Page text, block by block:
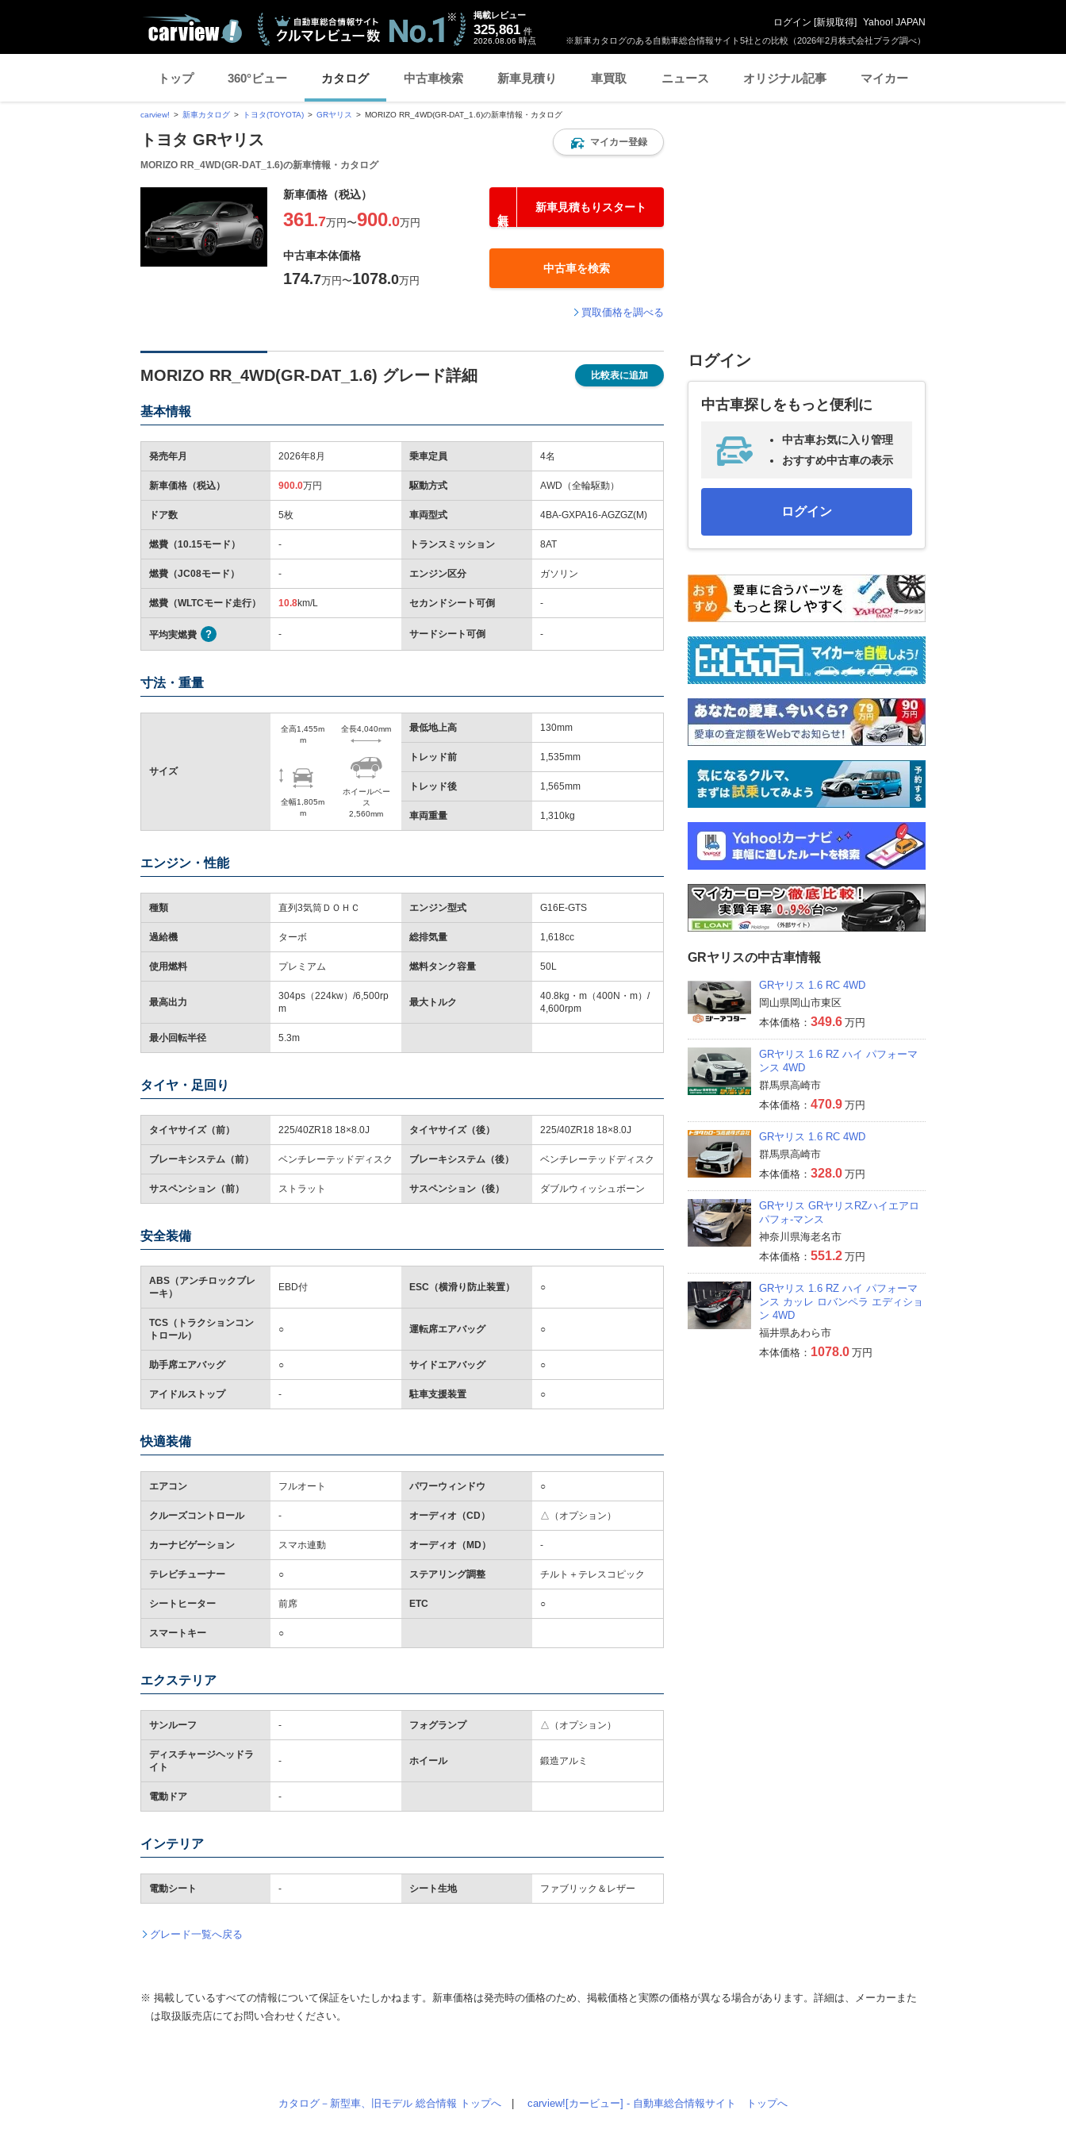
※新車カタログのある自動車総合情報サイト5社との比較（2026年2月株式会社プラグ調べ）
掲載レビュー
325,861 件
2026.08.06 時点
ログイン [新規取得] Yahoo! JAPAN
トップ 360°ビュー カタログ 中古車検索 新車見積り 車買取 ニュース オリジナル記事 マイカー
carview! 新車カタログ トヨタ(TOYOTA) GRヤリス MORIZO RR_4WD(GR-DAT_1.6)の新車情報・カタログ
トヨタ GRヤリス
MORIZO RR_4WD(GR-DAT_1.6)の新車情報・カタログ
マイカー登録
新車価格（税込）
361.7万円〜900.0万円
新車見積もりスタート
中古車本体価格
174.7万円〜1078.0万円
中古車を検索
買取価格を調べる
MORIZO RR_4WD(GR-DAT_1.6) グレード詳細 比較表に追加
基本情報
発売年月 2026年8月 乗車定員 4名
新車価格（税込） 900.0万円 駆動方式 AWD（全輪駆動）
ドア数 5枚 車両型式 4BA-GXPA16-AGZGZ(M)
燃費（10.15モード） - トランスミッション 8AT
燃費（JC08モード） - エンジン区分 ガソリン
燃費（WLTCモード走行） 10.8km/L セカンドシート可倒 -
平均実燃費 - サードシート可倒 -
寸法・重量
サイズ
全高1,455m
m
全幅1,805m
m
全長4,040mm
ホイールベー
ス
2,560mm
最低地上高 130mm
トレッド前 1,535mm
トレッド後 1,565mm
車両重量 1,310kg
エンジン・性能
種類 直列3気筒ＤＯＨＣ エンジン型式 G16E-GTS
過給機 ターボ 総排気量 1,618cc
使用燃料 プレミアム 燃料タンク容量 50L
最高出力
304ps（224kw）/6,500rp
m
最大トルク
40.8kg・m（400N・m）/
4,600rpm
最小回転半径 5.3m
タイヤ・足回り
タイヤサイズ（前） 225/40ZR18 18×8.0J タイヤサイズ（後） 225/40ZR18 18×8.0J
ブレーキシステム（前） ベンチレーテッドディスク ブレーキシステム（後） ベンチレーテッドディスク
サスペンション（前） ストラット サスペンション（後） ダブルウィッシュボーン
安全装備
ABS（アンチロックブレ
ーキ）
EBD付 ESC（横滑り防止装置） ○
TCS（トラクションコン
トロール）
○ 運転席エアバッグ ○
助手席エアバッグ ○ サイドエアバッグ ○
アイドルストップ - 駐車支援装置 ○
快適装備
エアコン フルオート パワーウィンドウ ○
クルーズコントロール - オーディオ（CD） △（オプション）
カーナビゲーション スマホ連動 オーディオ（MD） -
テレビチューナー ○ ステアリング調整 チルト＋テレスコピック
シートヒーター 前席 ETC ○
スマートキー ○
エクステリア
サンルーフ - フォグランプ △（オプション）
ディスチャージヘッドラ
イト
- ホイール 鍛造アルミ
電動ドア -
インテリア
電動シート - シート生地 ファブリック＆レザー
ログイン
中古車探しをもっと便利に
中古車お気に入り管理
おすすめ中古車の表示
ログイン
GRヤリスの中古車情報
GRヤリス 1.6 RC 4WD
岡山県岡山市東区
本体価格： 349.6 万円
GRヤリス 1.6 RZ ハイ パフォーマ
ンス 4WD
群馬県高崎市
本体価格： 470.9 万円
GRヤリス 1.6 RC 4WD
群馬県高崎市
本体価格： 328.0 万円
GRヤリス GRヤリスRZハイエアロ
パフォ-マンス
神奈川県海老名市
本体価格： 551.2 万円
GRヤリス 1.6 RZ ハイ パフォーマ
ンス カッレ ロバンペラ エディショ
ン 4WD
福井県あわら市
本体価格： 1078.0 万円
グレード一覧へ戻る
※ 掲載しているすべての情報について保証をいたしかねます。新車価格は発売時の価格のため、掲載価格と実際の価格が異なる場合があります。詳細は、メーカーまた
は取扱販売店にてお問い合わせください。
カタログ－新型車、旧モデル 総合情報 トップへ carview![カービュー] - 自動車総合情報サイト トップへ